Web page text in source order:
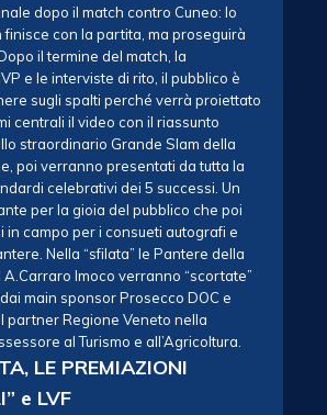
dopo il match contro Cuneo: lo
con la partita, ma proseguirà
il termine del match, la
e le interviste di rito, il pubblico è
sugli spalti perché verrà proiettato
centrali il video con il riassunto
straordinario Grande Slam della
poi verranno presentati da tutta la
celebrativi dei 5 successi. Un
per la gioia del pubblico che poi
in campo per i consueti autografi e
Nella “sfilata” le Pantere della
Imoco verranno “scortate”
main sponsor Prosecco DOC e
partner Regione Veneto nella
al Turismo e all’Agricoltura.
LE PREMIAZIONI
e LVF